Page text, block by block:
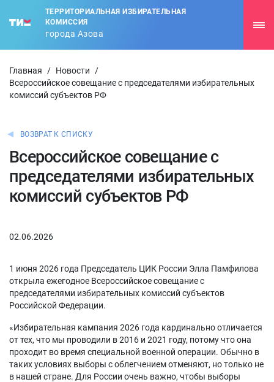
ТЕРРИТОРИАЛЬНАЯ ИЗБИРАТЕЛЬНАЯ
КОМИССИЯ
города Азова
Главная / Новости
/
Всероссийское совещание с председателями избирательных
комиссий субъектов РФ
ВОЗВРАТ К СПИСКУ
Всероссийское совещание с
председателями избирательных
комиссий субъектов РФ
02.06.2026
1 июня 2026 года Председатель ЦИК России Элла Памфилова
открыла ежегодное Всероссийское совещание с
председателями избирательных комиссий субъектов
Российской Федерации.
«Избирательная кампания 2026 года кардинально отличается
от тех, что мы проводили в 2016 и 2021 году, потому что она
проходит во время специальной военной операции. Обычно в
таких условиях выборы с облегчением отменяют, но только не
в нашей стране. Для России очень важно, чтобы выборы